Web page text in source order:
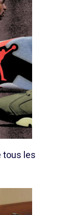
tous les